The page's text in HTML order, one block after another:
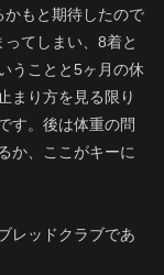
もと期待したので
てしまい、8着と
うことと5ヶ月の休
まり方を見る限り
す。後は体重の問
か、ここがキーに
レッドクラブであ